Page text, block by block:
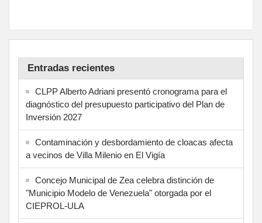
Entradas recientes
CLPP Alberto Adriani presentó cronograma para el
diagnóstico del presupuesto participativo del Plan de
Inversión 2027
Contaminación y desbordamiento de cloacas afecta
a vecinos de Villa Milenio en El Vigía
Concejo Municipal de Zea celebra distinción de
"Municipio Modelo de Venezuela" otorgada por el
CIEPROL-ULA